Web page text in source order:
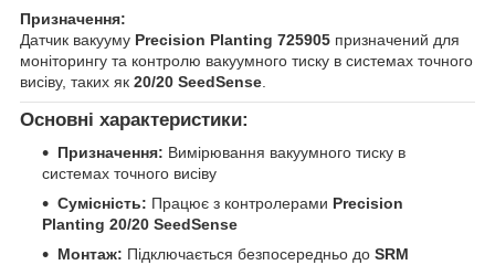
Призначення:
Датчик вакууму Precision Planting 725905 призначений для
моніторингу та контролю вакуумного тиску в системах точного
висіву, таких як 20/20 SeedSense
Основні характеристики:
Призначення: Вимірювання вакуумного тиску в
системах точного висіву
Сумісність: Працює з контролерами Precision
Planting 20/20 SeedSense
Монтаж: Підключається безпосередньо до SRM